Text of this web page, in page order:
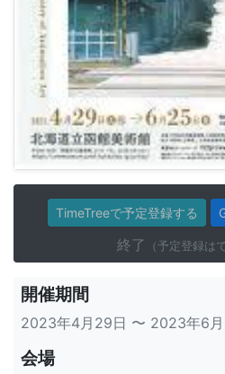
TimeTreeで予定登録する
終了 （予定登録は
開催期間
2023年4月29日 〜 2023年6
会場